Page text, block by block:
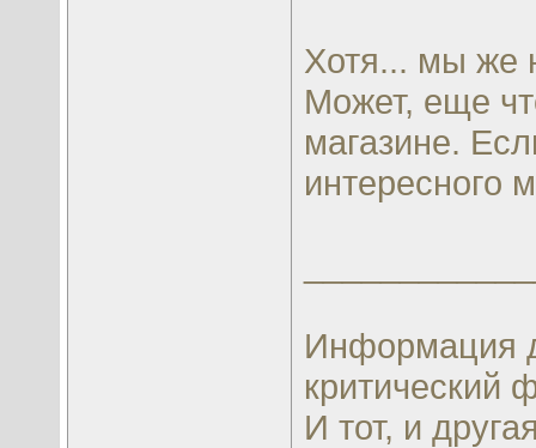
Хотя... мы же
Может, еще
магазине.
интересного
Информация
критический
И тот, и